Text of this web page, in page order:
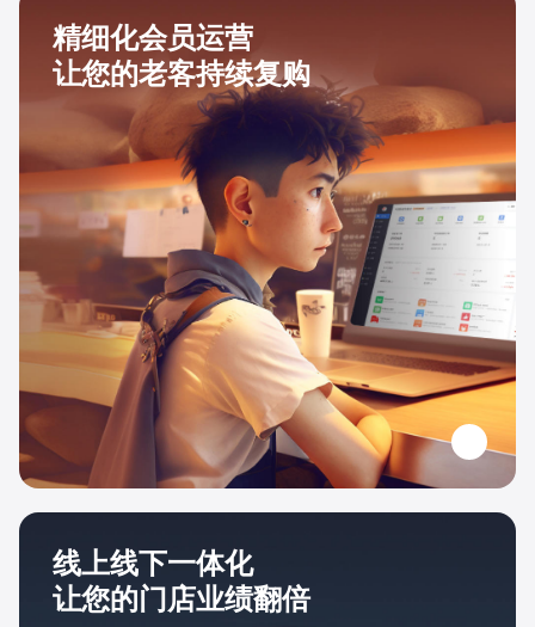
精细化会员运营
让您的老客持续复购
线上线下一体化
让您的门店业绩翻倍